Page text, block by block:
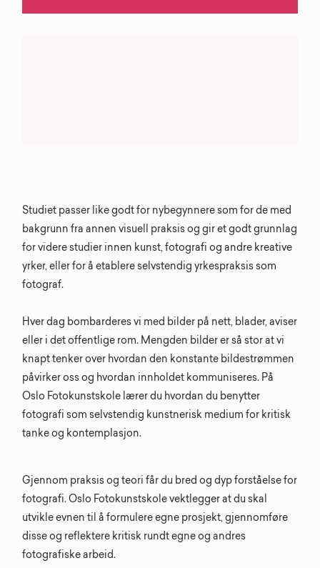
Studiet passer like godt for nybegynnere som for de med
bakgrunn fra annen visuell praksis og gir et godt grunnlag
for videre studier innen kunst, fotografi og andre kreative
yrker, eller for å etablere selvstendig yrkespraksis som
fotograf.
Hver dag bombarderes vi med bilder på nett, blader, aviser
eller i det offentlige rom. Mengden bilder er så stor at vi
knapt tenker over hvordan den konstante bildestrømmen
påvirker oss og hvordan innholdet kommuniseres. På
Oslo Fotokunstskole lærer du hvordan du benytter
fotografi som selvstendig kunstnerisk medium for kritisk
tanke og kontemplasjon.
Gjennom praksis og teori får du bred og dyp forståelse for
fotografi. Oslo Fotokunstskole vektlegger at du skal
utvikle evnen til å formulere egne prosjekt, gjennomføre
disse og reflektere kritisk rundt egne og andres
fotografiske arbeid.